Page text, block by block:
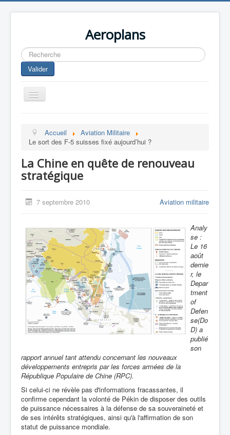
Aeroplans
Rechercher
Valider
Toggle
Navigation
Aviation Commerciale
Aviation Militaire
Drones
Accueil
Aviation Militaire
Le sort des F-5 suisses fixé aujourd’hui ?
La Chine en quête de renouveau
stratégique
7 septembre 2010 Aviation militaire
Analy
se :
Le 16
août
dernie
r, le
Depar
tment
of
Defen
se(Do
D) a
publié
son
rapport annuel tant attendu concernant les nouveaux
développements entrepris par les forces armées de la
République Populaire de Chine (RPC).
Si celui-ci ne révèle pas d'informations fracassantes, il
confirme cependant la volonté de Pékin de disposer des outils
de puissance nécessaires à la défense de sa souveraineté et
de ses intérêts stratégiques, ainsi qu'à l'affirmation de son
statut de puissance mondiale.